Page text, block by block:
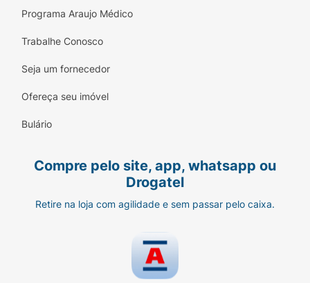
Programa Araujo Médico
Trabalhe Conosco
Seja um fornecedor
Ofereça seu imóvel
Bulário
Compre pelo site, app, whatsapp ou
Drogatel
Retire na loja com agilidade e sem passar pelo caixa.